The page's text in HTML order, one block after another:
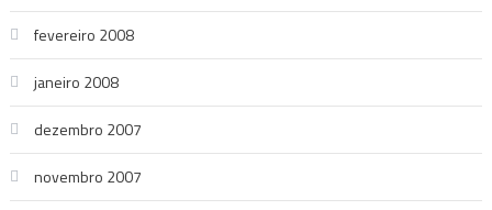
fevereiro 2008
janeiro 2008
dezembro 2007
novembro 2007